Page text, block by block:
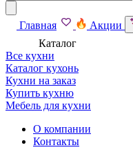
Главная Акции
Каталог
Все кухни
Каталог кухонь
Кухни на заказ
Купить кухню
Мебель для кухни
О компании
Контакты